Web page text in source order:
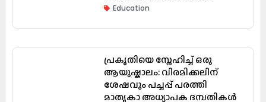
Education
പ്രകൃതിയെ സ്നേഹിച്ച് ഒരു
ആയുഷ്കാലം: വിരമിക്കലിന്
ശേഷവും പച്ചപ്പ് പരത്തി
മാതൃകാ അധ്യാപക ദമ്പതികൾ